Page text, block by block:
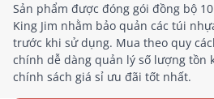
Sản phẩm được đóng gói đồng bộ
King Jim nhằm bảo quản các túi
trước khi sử dụng. Mua theo quy
chính dễ dàng quản lý số lượng tồn
chính sách giá sỉ ưu đãi tốt nhất.